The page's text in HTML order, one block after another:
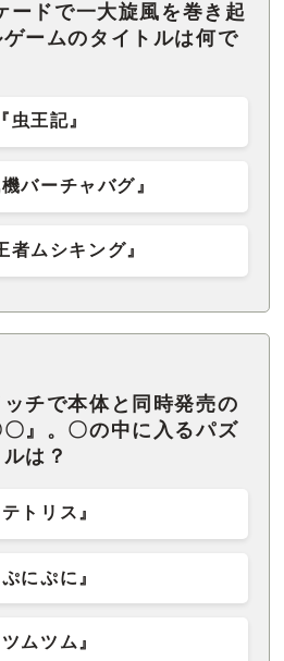
ードで一大旋風を巻き起
ームのタイトルは何で
『虫王記』
機バーチャバグ』
者ムシキング』
チで本体と同時発売の
〇』。〇の中に入るパズ
は？
テトリス』
ぷにぷに』
ツムツム』